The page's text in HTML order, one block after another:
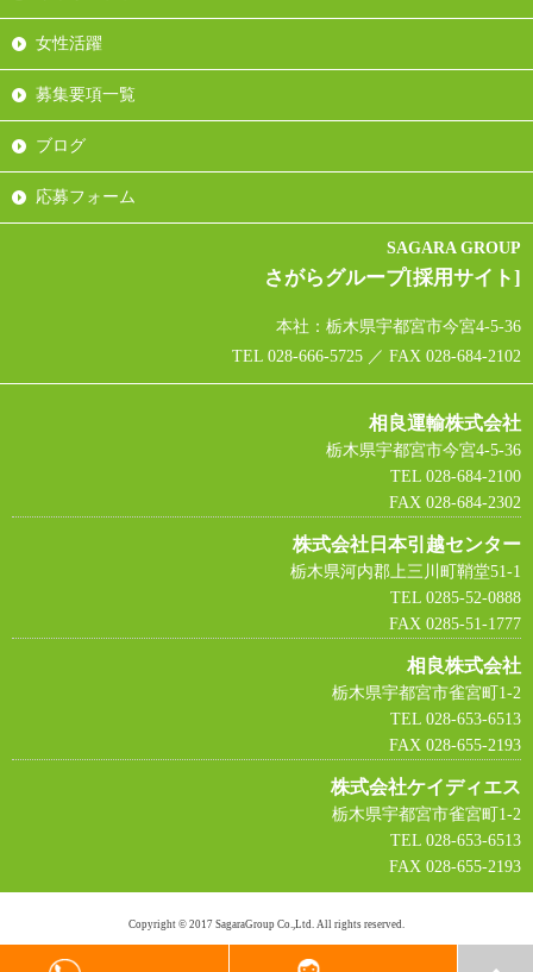
女性活躍
募集要項一覧
ブログ
応募フォーム
SAGARA GROUP
さがらグループ[採用サイト]
本社：栃木県宇都宮市今宮4-5-36
TEL 028-666-5725 ／ FAX 028-684-2102
相良運輸株式会社
栃木県宇都宮市今宮4-5-36
TEL 028-684-2100
FAX 028-684-2302
株式会社日本引越センター
栃木県河内郡上三川町鞘堂51-1
TEL 0285-52-0888
FAX 0285-51-1777
相良株式会社
栃木県宇都宮市雀宮町1-2
TEL 028-653-6513
FAX 028-655-2193
株式会社ケイディエス
栃木県宇都宮市雀宮町1-2
TEL 028-653-6513
FAX 028-655-2193
Copyright © 2017 SagaraGroup Co.,Ltd. All rights reserved.